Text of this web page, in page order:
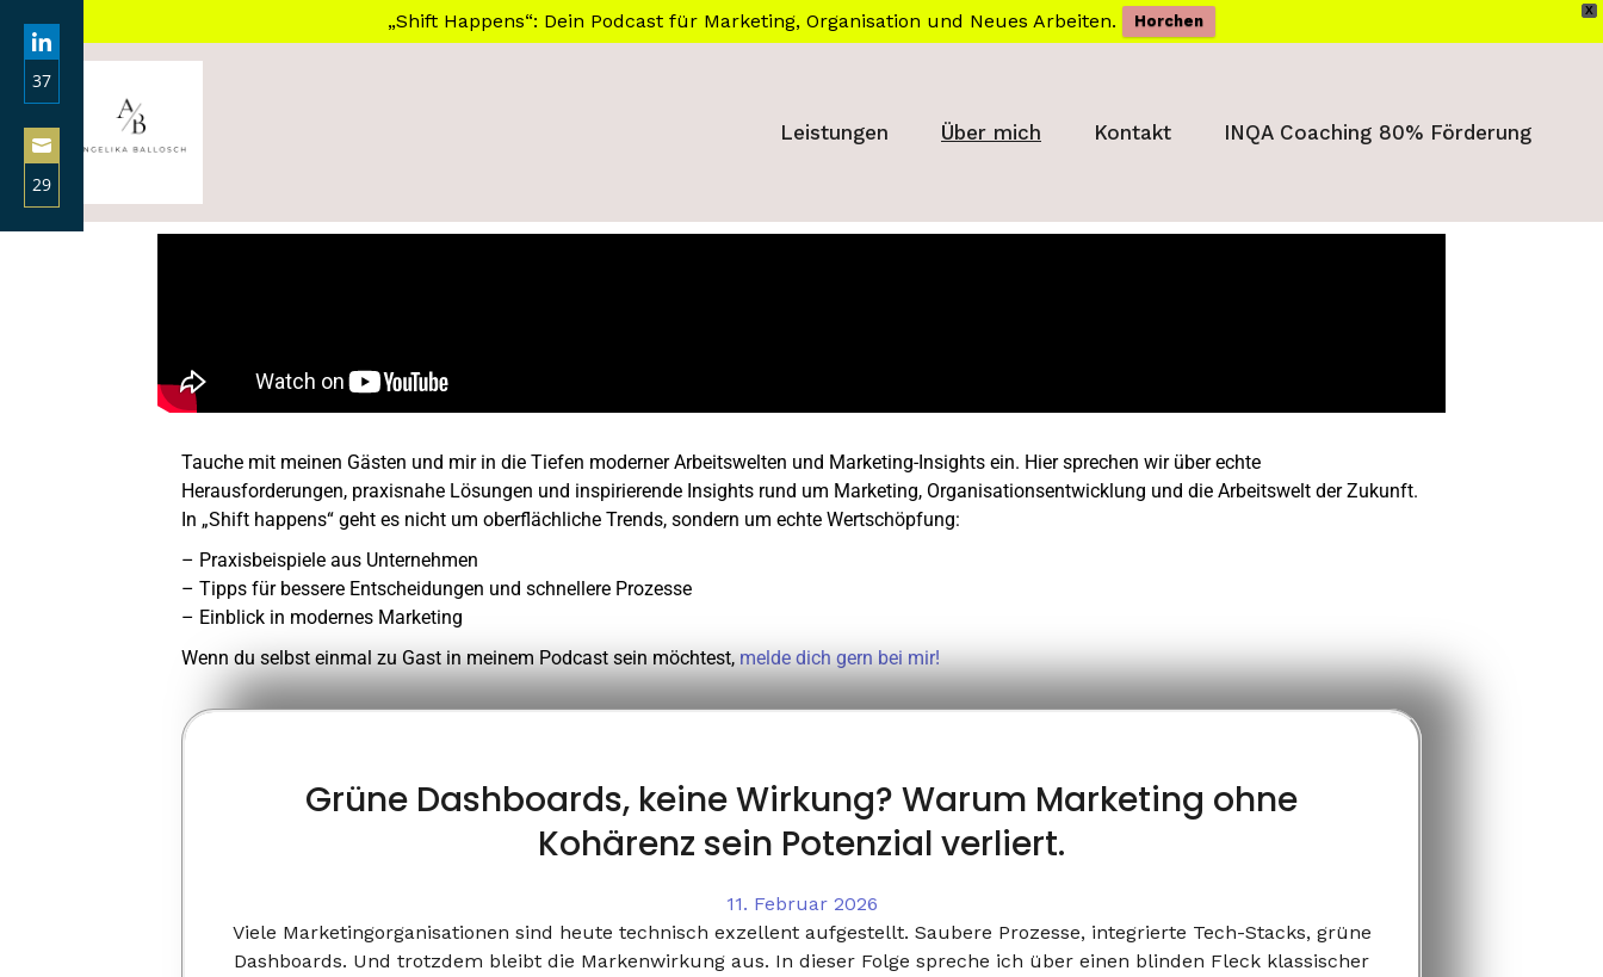
X
„Shift Happens“: Dein Podcast für Marketing, Organisation und Neues Arbeiten. Horchen
Leistungen Über mich Kontakt INQA Coaching 80% Förderung
Tauche mit meinen Gästen und mir in die Tiefen moderner Arbeitswelten und Marketing-Insights ein. Hier sprechen wir über echte
Herausforderungen, praxisnahe Lösungen und inspirierende Insights rund um Marketing, Organisationsentwicklung und die Arbeitswelt der Zukunft.
In „Shift happens“ geht es nicht um oberflächliche Trends, sondern um echte Wertschöpfung:
– Praxisbeispiele aus Unternehmen
– Tipps für bessere Entscheidungen und schnellere Prozesse
– Einblick in modernes Marketing
Wenn du selbst einmal zu Gast in meinem Podcast sein möchtest, melde dich gern bei mir!
Grüne Dashboards, keine Wirkung? Warum Marketing ohne
Kohärenz sein Potenzial verliert.
11. Februar 2026
Viele Marketingorganisationen sind heute technisch exzellent aufgestellt. Saubere Prozesse, integrierte Tech-Stacks, grüne
Dashboards. Und trotzdem bleibt die Markenwirkung aus. In dieser Folge spreche ich über einen blinden Fleck klassischer
37
on
29
Share